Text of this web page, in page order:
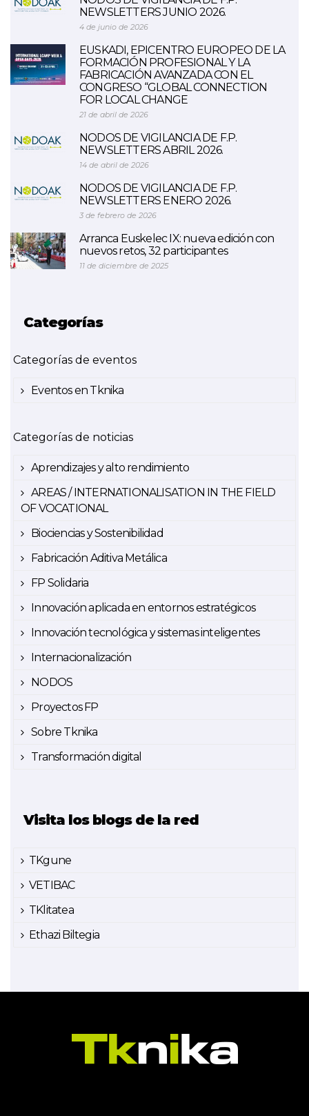
NEWSLETTERS JUNIO 2026.
4 de junio de 2026
EUSKADI, EPICENTRO EUROPEO DE LA
FORMACIÓN PROFESIONAL Y LA
FABRICACIÓN AVANZADA CON EL
CONGRESO “GLOBAL CONNECTION
FOR LOCAL CHANGE
21 de abril de 2026
NODOS DE VIGILANCIA DE F.P.
NEWSLETTERS ABRIL 2026.
14 de abril de 2026
NODOS DE VIGILANCIA DE F.P.
NEWSLETTERS ENERO 2026.
3 de febrero de 2026
Arranca Euskelec IX: nueva edición con
nuevos retos, 32 participantes
11 de diciembre de 2025
Categorías
Categorías de eventos
Eventos en Tknika
Categorías de noticias
Aprendizajes y alto rendimiento
AREAS / INTERNATIONALISATION IN THE FIELD
OF VOCATIONAL
Biociencias y Sostenibilidad
Fabricación Aditiva Metálica
FP Solidaria
Innovación aplicada en entornos estratégicos
Innovación tecnológica y sistemas inteligentes
Internacionalización
NODOS
Proyectos FP
Sobre Tknika
Transformación digital
Visita los blogs de la red
TKgune
VETIBAC
TKlitatea
Ethazi Biltegia